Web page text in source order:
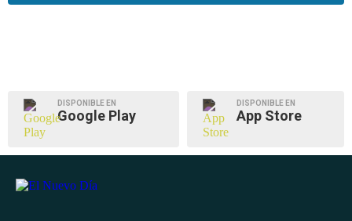
DISPONIBLE EN
Google Play
DISPONIBLE EN
App Store